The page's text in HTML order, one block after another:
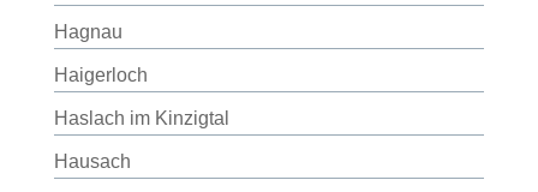
Hagnau
Haigerloch
Haslach im Kinzigtal
Hausach